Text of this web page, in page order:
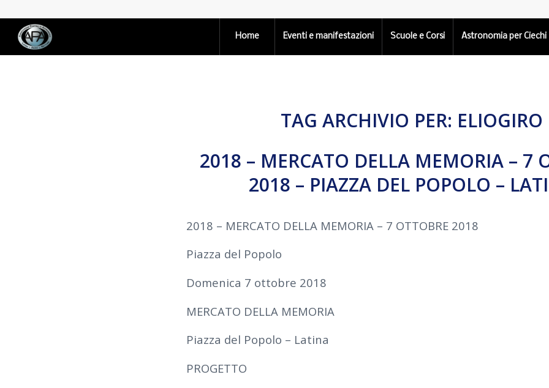
Home Eventi e manifestazioni Scuole e Corsi Astronomia per Ciechi
TAG ARCHIVIO PER: ELIOGIRO
2018 – MERCATO DELLA MEMORIA – 7
2018 – PIAZZA DEL POPOLO –
2018 – MERCATO DELLA MEMORIA – 7 OTTOBRE 2018
Piazza del Popolo
Domenica 7 ottobre 2018
MERCATO DELLA MEMORIA
Piazza del Popolo – Latina
PROGETTO